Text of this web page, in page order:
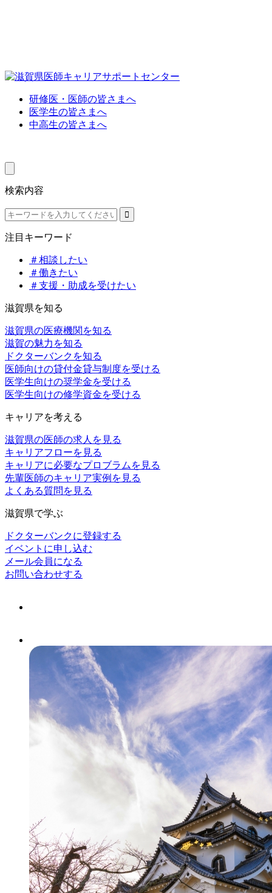
研修医・医師の皆さまへ
医学生の皆さまへ
中高生の皆さまへ
検索内容
注目キーワード
＃相談したい
＃働きたい
＃支援・助成を受けたい
滋賀県を知る
滋賀県の医療機関を知る
滋賀の魅力を知る
ドクターバンクを知る
医師向けの貸付金貸与制度を受ける
医学生向けの奨学金を受ける
医学生向けの修学資金を受ける
キャリアを考える
滋賀県の医師の求人を見る
キャリアフローを見る
キャリアに必要なプロブラムを見る
先輩医師のキャリア実例を見る
よくある質問を見る
滋賀県で学ぶ
ドクターバンクに登録する
イベントに申し込む
メール会員になる
お問い合わせする